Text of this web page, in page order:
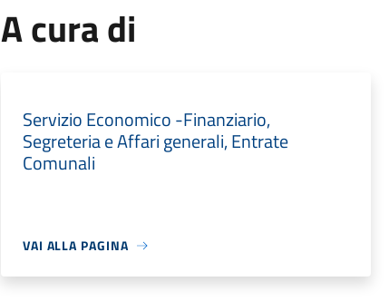
A cura di
Servizio Economico -Finanziario,
Segreteria e Affari generali, Entrate
Comunali
VAI ALLA PAGINA